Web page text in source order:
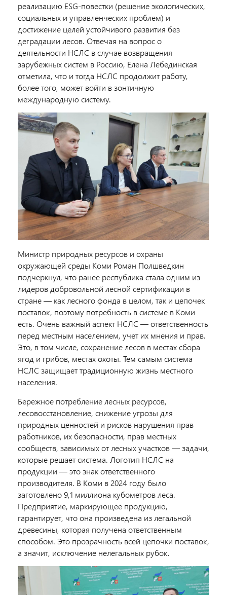
реализацию ESG-повестки (решение экологических,
социальных и управленческих проблем) и
достижение целей устойчивого развития без
деградации лесов. Отвечая на вопрос о
деятельности НСЛС в случае возвращения
зарубежных систем в Россию, Елена Лебединская
отметила, что и тогда НСЛС продолжит работу,
более того, может войти в зонтичную
международную систему.
Министр природных ресурсов и охраны
окружающей среды Коми Роман Полшведкин
подчеркнул, что ранее республика стала одним из
лидеров добровольной лесной сертификации в
стране — как лесного фонда в целом, так и цепочек
поставок, поэтому потребность в системе в Коми
есть. Очень важный аспект НСЛС — ответственность
перед местным населением, учет их мнения и прав.
Это, в том числе, сохранение лесов в местах сбора
ягод и грибов, местах охоты. Тем самым система
НСЛС защищает традиционную жизнь местного
населения.
Бережное потребление лесных ресурсов,
лесовосстановление, снижение угрозы для
природных ценностей и рисков нарушения прав
работников, их безопасности, прав местных
сообществ, зависимых от лесных участков — задачи,
которые решает система. Логотип НСЛС на
продукции — это знак ответственного
производителя. В Коми в 2024 году было
заготовлено 9,1 миллиона кубометров леса.
Предприятие, маркирующее продукцию,
гарантирует, что она произведена из легальной
древесины, которая получена ответственным
способом. Это прозрачность всей цепочки поставок,
а значит, исключение нелегальных рубок.